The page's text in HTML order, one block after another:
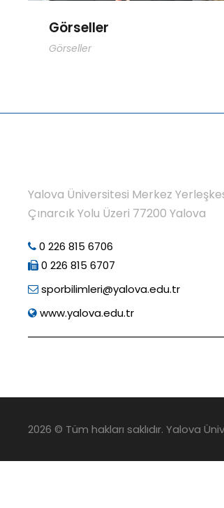
Görseller
Görseller
Yalova Üniversitesi Merkez
Çınarcık Yolu Üzeri 77200 Yalova
0 226 815 6706
0 226 815 6707
sporbilimleri@yalova.edu.tr
www.yalova.edu.tr
2026 © Tüm hakları saklıdır. Yalova